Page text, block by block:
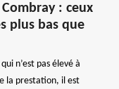
: ceux
plus bas que
n’est pas élevé à
la prestation, il est